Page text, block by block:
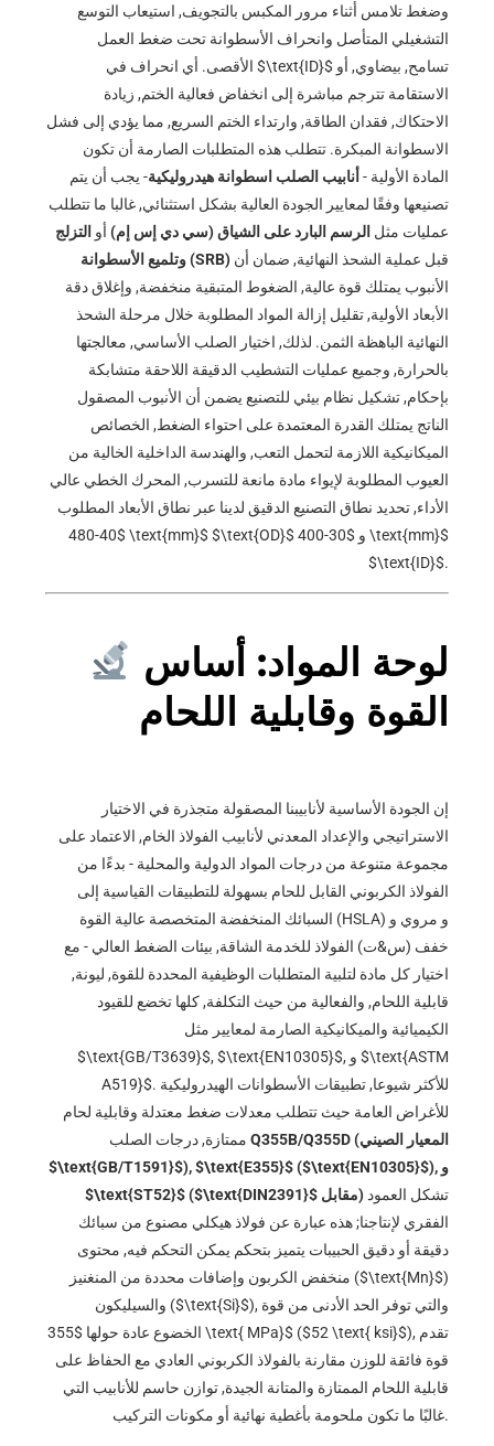
وضغط تلامس أثناء مرور المكبس بالتجويف, استيعاب التوسع
التشغيلي المتأصل وانحراف الأسطوانة تحت ضغط العمل
$\text{ID}$
الاستقامة تترجم مباشرة إلى انخفاض فعالية الختم, زيادة
الاحتكاك, فقدان الطاقة, وارتداء الختم السريع, مما يؤدي إلى فشل
الاسطوانة المبكرة. تتطلب هذه المتطلبات الصارمة أن تكون
المادة الأولية - أنابيب الصلب اسطوانة هيدروليكية- يجب أن يتم
تصنيعها وفقًا لمعايير الجودة العالية بشكل استثنائي, غالبا ما تتطلب
عمليات مثل الرسم البارد على الشياق (سي دي إس إم) أو التزلج
وتلميع الأسطوانة (SRB)قبل عملية الشحذ النهائية, ضمان أن
الأنبوب يمتلك قوة عالية, الضغوط المتبقية منخفضة, وإغلاق دقة
الأبعاد الأولية, تقليل إزالة المواد المطلوبة خلال مرحلة الشحذ
النهائية الباهظة الثمن. لذلك, اختيار الصلب الأساسي, معالجتها
بالحرارة, وجميع عمليات التشطيب الدقيقة اللاحقة متشابكة
بإحكام, تشكيل نظام بيئي للتصنيع يضمن أن الأنبوب المصقول
الناتج يمتلك القدرة المعتمدة على احتواء الضغط, الخصائص
الميكانيكية اللازمة لتحمل التعب, والهندسة الداخلية الخالية من
العيوب المطلوبة لإيواء مادة مانعة للتسرب, المحرك الخطي عالي
الأداء, تحديد نطاق التصنيع الدقيق لدينا عبر نطاق الأبعاد المطلوب
$40-480 \text{mm}$ $\text{OD}$ و $30-400 \text{mm}$
$\text{ID}$.
القوة وقابلية اللحام
إن الجودة الأساسية لأنابيبنا المصقولة متجذرة في الاختيار
الاستراتيجي والإعداد المعدني لأنابيب الفولاذ الخام, الاعتماد على
مجموعة متنوعة من درجات المواد الدولية والمحلية - بدءًا من
الفولاذ الكربوني القابل للحام بسهولة للتطبيقات القياسية إلى
السبائك المنخفضة المتخصصة عالية القوة (HSLA) و مروي و
خفف (س&ت) الفولاذ للخدمة الشاقة, بيئات الضغط العالي - مع
اختيار كل مادة لتلبية المتطلبات الوظيفية المحددة للقوة, ليونة,
قابلية اللحام, والفعالية من حيث التكلفة, كلها تخضع للقيود
الكيميائية والميكانيكية الصارمة لمعايير مثل
$\text{GB/T3639}$, $\text{EN10305}$
$\text{ASTM
A519}$. للأكثر شيوعا, تطبيقات الأسطوانات الهيدروليكية
للأغراض العامة حيث تتطلب معدلات ضغط معتدلة وقابلية لحام
Q355B/Q355D (المعيار الصيني
$\text{GB/T1591}$),$\text{E355}$($\text{EN10305}$
), و
$\text{ST52}$($\text{DIN2391}$ مقابل)تشكل العمود
الفقري لإنتاجنا; هذه عبارة عن فولاذ هيكلي مصنوع من سبائك
دقيقة أو دقيق الحبيبات يتميز بتحكم يمكن التحكم فيه, محتوى
منخفض الكربون وإضافات محددة من المنغنيز ($\text{Mn}$)
والسيليكون ($\text{Si}$), والتي توفر الحد الأدنى من قوة
الخضوع عادة حولها $355 \text{ MPa}$ ($52 \text{ ksi}$), تقدم
قوة فائقة للوزن مقارنة بالفولاذ الكربوني العادي مع الحفاظ على
قابلية اللحام الممتازة والمتانة الجيدة, توازن حاسم للأنابيب التي
غالبًا ما تكون ملحومة بأغطية نهائية أو مكونات التركيب.